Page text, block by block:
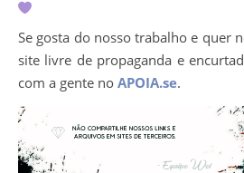
Se gosta do nosso trabalho e quer
site livre de propaganda e
com a gente no APOIA.se.